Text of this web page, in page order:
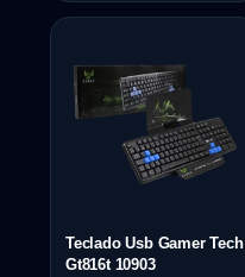
Teclado Usb Gamer Tech
Gt816t 10903